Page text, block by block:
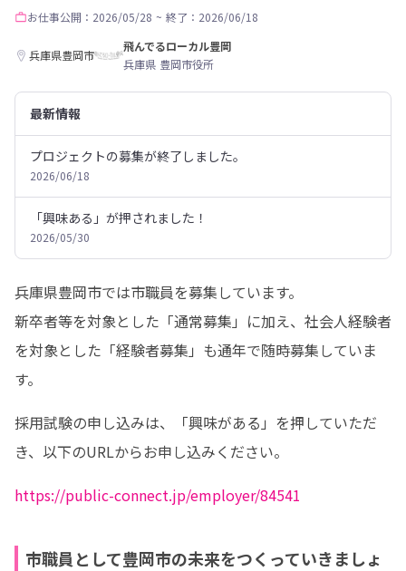
お仕事公開：2026/05/28 ~ 終了：2026/06/18
兵庫県豊岡市
飛んでるローカル豊岡
兵庫県 豊岡市役所
最新情報
プロジェクトの募集が終了しました。
2026/06/18
「興味ある」が押されました！
2026/05/30
兵庫県豊岡市では市職員を募集しています。
新卒者等を対象とした「通常募集」に加え、社会人経験者
を対象とした「経験者募集」も通年で随時募集していま
す。
採用試験の申し込みは、「興味がある」を押していただ
き、以下のURLからお申し込みください。
https://public-connect.jp/employer/84541
市職員として豊岡市の未来をつくっていきましょ